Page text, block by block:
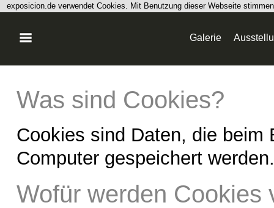
exposicion.de verwendet Cookies. Mit Benutzung dieser Webseite
Was sind Cookies?
Cookies sind Daten, die beim
Computer gespeichert werden.
Wofür werden Cookies
Galerie